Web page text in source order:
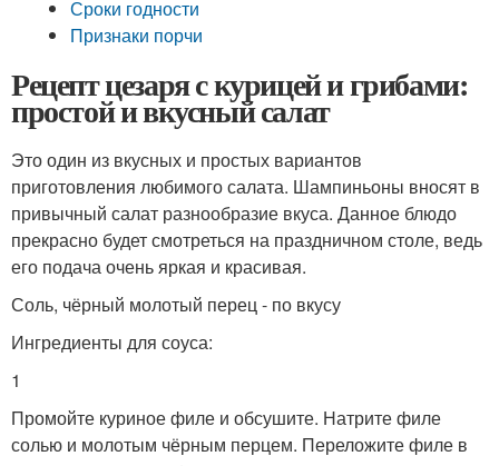
Сроки годности
Признаки порчи
Рецепт цезаря с курицей и грибами:
простой и вкусный салат
Это один из вкусных и простых вариантов
приготовления любимого салата. Шампиньоны вносят в
привычный салат разнообразие вкуса. Данное блюдо
прекрасно будет смотреться на праздничном столе, ведь
его подача очень яркая и красивая.
Соль, чёрный молотый перец - по вкусу
Ингредиенты для соуса:
1
Промойте куриное филе и обсушите. Натрите филе
солью и молотым чёрным перцем. Переложите филе в